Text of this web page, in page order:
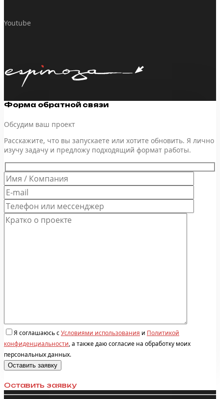
Youtube
Форма обратной связи
Обсудим ваш проект
Расскажите, что вы запускаете или хотите обновить. Я лично
изучу задачу и предложу подходящий формат работы.
Я соглашаюсь сУсловиями использования и Политикой
конфиденциальности, а также даю согласие на обработку моих
персональных данных.
Оставить заявку